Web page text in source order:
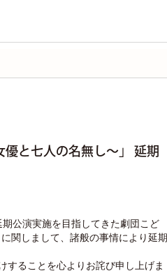
と七人の名無し～」 延期
公演実施を目指してきた劇団こど
関しまして、諸般の事情により延期
することを心よりお詫び申し上げま